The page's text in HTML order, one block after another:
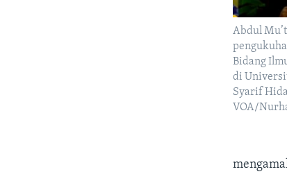
Abdul
Bidang
di
Syarif
VOA/